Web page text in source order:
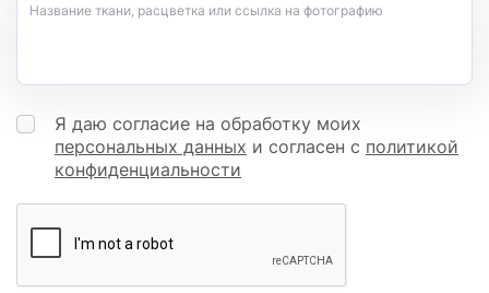
Название ткани, расцветка или ссылка на фотографию
Я даю согласие на обработку моих
персональных данных и согласен с политикой
конфиденциальности